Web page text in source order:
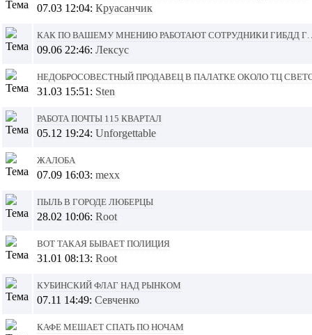
07.03 12:04: Круасанчик
Как по вашему мнению работают сотрудники ГИБДД
09.06 22:46: Лексус
Недобросовестный продавец в палатке около ТЦ
31.03 15:51: Sten
работа почты 115 квартал
05.12 19:24: Unforgettable
Жалоба
07.09 16:03: mexx
Пыль в городе Люберцы
28.02 10:06: Root
Вот такая бывает полиция
31.01 08:13: Root
Кубинский флаг над рынком
07.11 14:49: Севченко
Кафе мешает спать по ночам